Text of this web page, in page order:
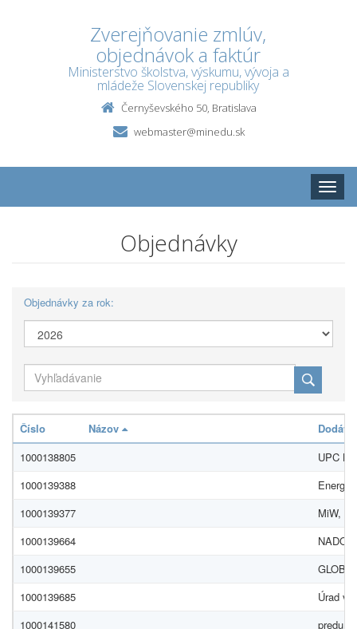
Zverejňovanie zmlúv,
objednávok a faktúr
Ministerstvo školstva, výskumu, vývoja a
mládeže Slovenskej republiky
Černyševského 50, Bratislava
webmaster@minedu.sk
Toggle
Objednávky
Objednávky za rok:
Číslo Názov
1000138805
UPC
1000139388
1000139377
MiW,
1000139664
1000139655
1000139685
Úrad
1000141580
predu